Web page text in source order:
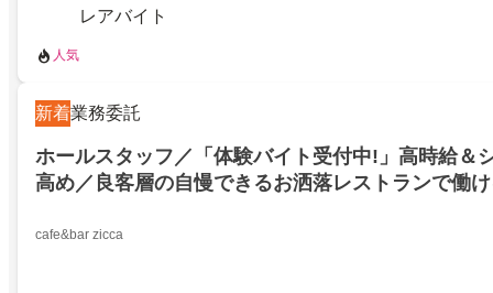
レアバイト
人気
新着業務委託
ホールスタッフ／「体験バイト受付中!」高時給＆
高め／良客層の自慢できるお洒落レストランで働
cafe&bar zicca